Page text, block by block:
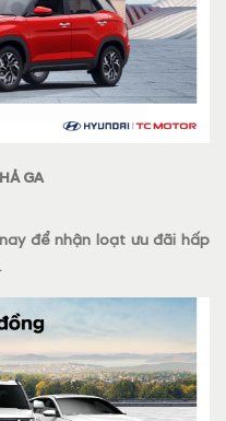
GA
để nhận loạt ưu đãi hấp